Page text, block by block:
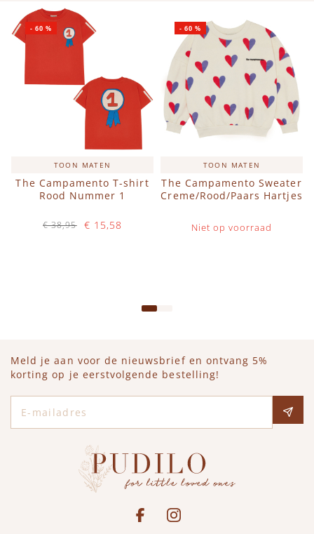
TOON MATEN
The Campamento T-shirt
Rood Nummer 1
€ 15,58
€ 38,95
-60 %
TOON MATEN
The Campamento Sweater
Creme/Rood/Paars Hartjes
Niet op voorraad
-60 %
Meld je aan voor de nieuwsbrief en ontvang 5%
korting op je eerstvolgende bestelling!
See our FacebookBekijk onze Instagram pagina